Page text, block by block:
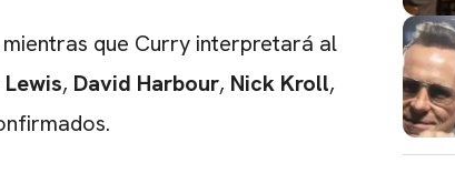
que Curry interpretará al
, David Harbour, Nick Kroll,